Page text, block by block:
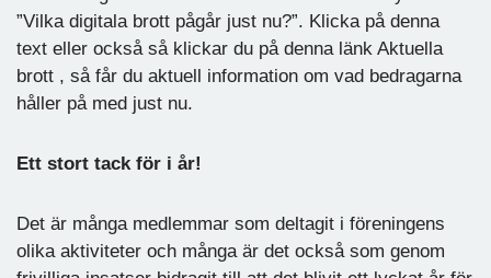
”Vilka digitala brott pågår just nu?”. Klicka på denna
text eller också så klickar du på denna länk Aktuella
brott , så får du aktuell information om vad bedragarna
håller på med just nu.
Ett stort tack för i år!
Det är många medlemmar som deltagit i föreningens
olika aktiviteter och många är det också som genom